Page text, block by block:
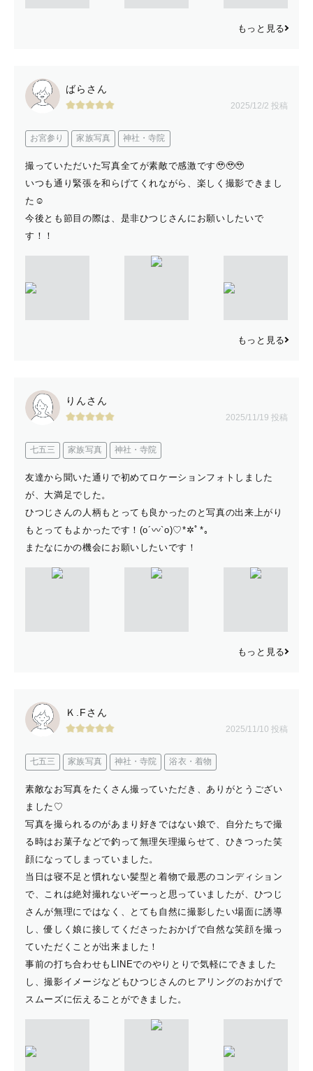
もっと見る
ばらさん
2025/12/2 投稿
お宮参り 家族写真 神社・寺院
撮っていただいた写真全てが素敵で感激です🥹🥹🥹
いつも通り緊張を和らげてくれながら、楽しく撮影できまし
た☺️
今後とも節目の際は、是非ひつじさんにお願いしたいで
す！！
もっと見る
りんさん
2025/11/19 投稿
七五三 家族写真 神社・寺院
友達から聞いた通りで初めてロケーションフォトしました
が、大満足でした。
ひつじさんの人柄もとっても良かったのと写真の出来上がり
もとってもよかったです！(o´〰`o)♡*✲ﾟ*｡
またなにかの機会にお願いしたいです！
もっと見る
Ｋ.Fさん
2025/11/10 投稿
七五三 家族写真 神社・寺院 浴衣・着物
素敵なお写真をたくさん撮っていただき、ありがとうござい
ました♡
写真を撮られるのがあまり好きではない娘で、自分たちで撮
る時はお菓子などで釣って無理矢理撮らせて、ひきつった笑
顔になってしまっていました。
当日は寝不足と慣れない髪型と着物で最悪のコンディション
で、これは絶対撮れないぞーっと思っていましたが、ひつじ
さんが無理にではなく、とても自然に撮影したい場面に誘導
し、優しく娘に接してくださったおかげで自然な笑顔を撮っ
ていただくことが出来ました！
事前の打ち合わせもLINEでのやりとりで気軽にできました
し、撮影イメージなどもひつじさんのヒアリングのおかげで
スムーズに伝えることができました。